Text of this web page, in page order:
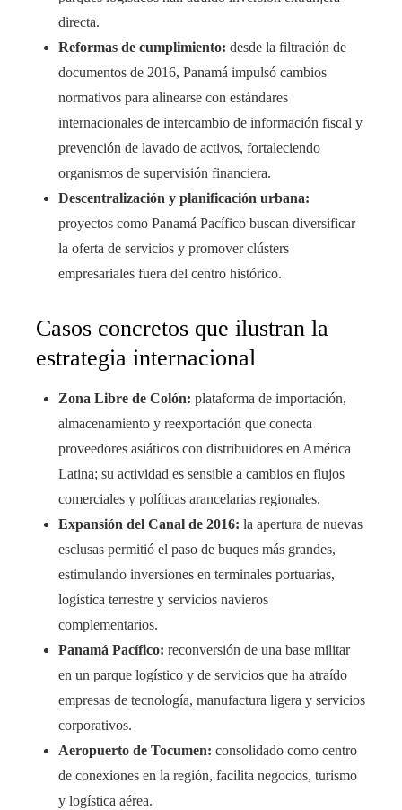
directa.
Reformas de cumplimiento: desde la filtración de
documentos de 2016, Panamá impulsó cambios
normativos para alinearse con estándares
internacionales de intercambio de información fiscal y
prevención de lavado de activos, fortaleciendo
organismos de supervisión financiera.
Descentralización y planificación urbana:
proyectos como Panamá Pacífico buscan diversificar
la oferta de servicios y promover clústers
empresariales fuera del centro histórico.
Casos concretos que ilustran la
estrategia internacional
Zona Libre de Colón: plataforma de importación,
almacenamiento y reexportación que conecta
proveedores asiáticos con distribuidores en América
Latina; su actividad es sensible a cambios en flujos
comerciales y políticas arancelarias regionales.
Expansión del Canal de 2016: la apertura de nuevas
esclusas permitió el paso de buques más grandes,
estimulando inversiones en terminales portuarias,
logística terrestre y servicios navieros
complementarios.
Panamá Pacífico: reconversión de una base militar
en un parque logístico y de servicios que ha atraído
empresas de tecnología, manufactura ligera y servicios
corporativos.
Aeropuerto de Tocumen: consolidado como centro
de conexiones en la región, facilita negocios, turismo
y logística aérea.